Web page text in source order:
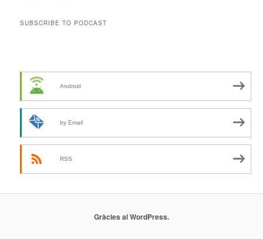
SUBSCRIBE TO PODCAST
Android
by Email
RSS
Gràcies al WordPress.